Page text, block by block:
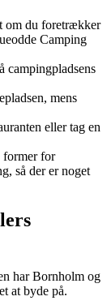
om du foretrækker
Camping
campingpladsens
mens
eller tag en
former for
så der er noget
har Bornholm og
at byde på.